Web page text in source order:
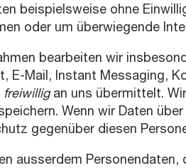
beispielsweise ohne
oder um überwiegende
bearbeiten wir
E-Mail, Instant Messaging,
freiwilligan uns übermittelt.
Wenn wir Daten
gegenüber diesen
ausserdem